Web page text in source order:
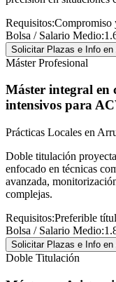
Requisitos:Compromiso
Bolsa / Salario Medio:
Solicitar Plazas e Info en
Máster Profesional
Máster integral en
intensivos para
Prácticas Locales en
Doble titulación
enfocado en técnicas
avanzada,
complejas.
Requisitos:Preferible
Bolsa / Salario Medio:
Solicitar Plazas e Info en
Doble Titulación